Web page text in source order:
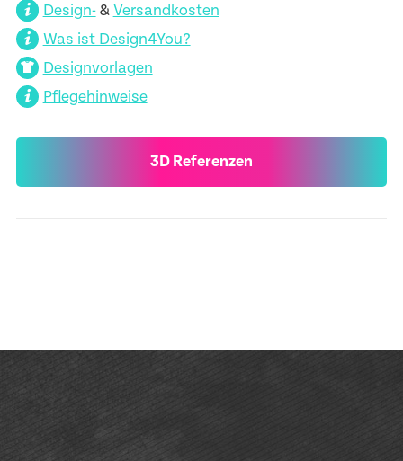
Design-& Versandkosten
Was ist Design4You?
Designvorlagen
Pflegehinweise
3D Referenzen